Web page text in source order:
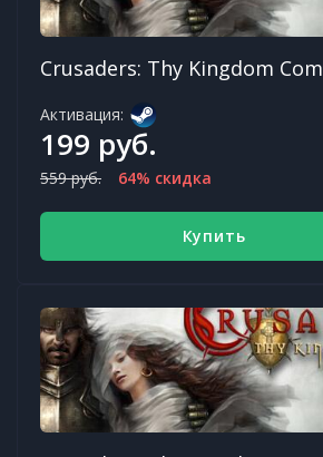
Crusaders: Thy Kingdom
Активация:
199 руб.
559 руб. 64% скидка
Купить